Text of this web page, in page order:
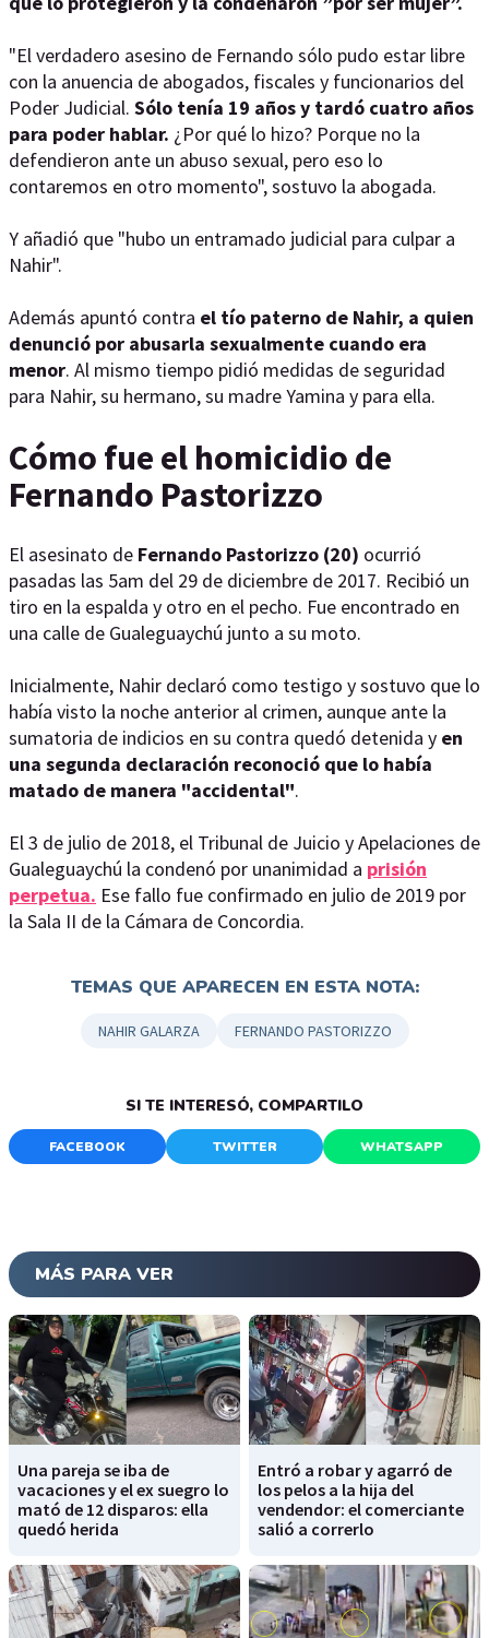
"El verdadero asesino de Fernando sólo pudo estar libre
con la anuencia de abogados, fiscales y funcionarios del
Poder Judicial. Sólo tenía 19 años y tardó cuatro años
para poder hablar. ¿Por qué lo hizo? Porque no la
defendieron ante un abuso sexual, pero eso lo
contaremos en otro momento", sostuvo la abogada.
Y añadió que "hubo un entramado judicial para culpar a
Nahir".
Además apuntó contra el tío paterno de Nahir, a quien
denunció por abusarla sexualmente cuando era
menor. Al mismo tiempo pidió medidas de seguridad
para Nahir, su hermano, su madre Yamina y para ella.
Cómo fue el homicidio de
Fernando Pastorizzo
El asesinato de Fernando Pastorizzo (20) ocurrió
pasadas las 5am del 29 de diciembre de 2017. Recibió un
tiro en la espalda y otro en el pecho. Fue encontrado en
una calle de Gualeguaychú junto a su moto.
Inicialmente, Nahir declaró como testigo y sostuvo que lo
había visto la noche anterior al crimen, aunque ante la
sumatoria de indicios en su contra quedó detenida y en
una segunda declaración reconoció que lo había
matado de manera "accidental".
El 3 de julio de 2018, el Tribunal de Juicio y Apelaciones de
Gualeguaychú la condenó por unanimidad a prisión
perpetua. Ese fallo fue confirmado en julio de 2019 por
la Sala II de la Cámara de Concordia.
TEMAS QUE APARECEN EN ESTA NOTA:
NAHIR GALARZA FERNANDO PASTORIZZO
SI TE INTERESÓ, COMPARTILO
FACEBOOK TWITTER WHATSAPP
MÁS PARA VER
Una pareja se iba de
vacaciones y el ex suegro lo
mató de 12 disparos: ella
quedó herida
Entró a robar y agarró de
los pelos a la hija del
vendendor: el comerciante
salió a correrlo